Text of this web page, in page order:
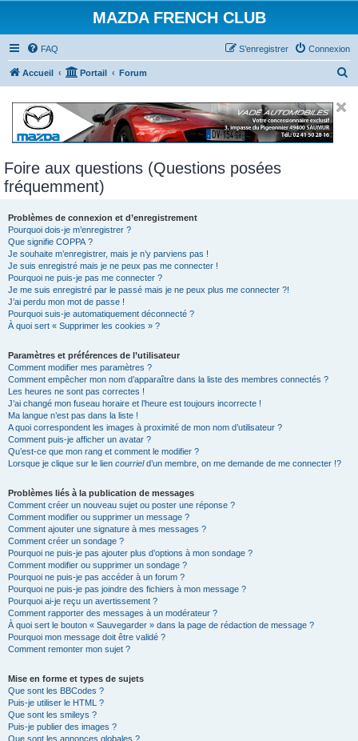
MAZDA FRENCH CLUB
FAQ Connexion
S’enregistrer
Accueil Portail Forum
Foire aux questions (Questions posées
fréquemment)
Problèmes de connexion et d’enregistrement
Pourquoi dois-je m’enregistrer ?
Que signifie COPPA ?
Je souhaite m’enregistrer, mais je n’y parviens pas !
Je suis enregistré mais je ne peux pas me connecter !
Pourquoi ne puis-je pas me connecter ?
Je me suis enregistré par le passé mais je ne peux plus me connecter ?!
J’ai perdu mon mot de passe !
Pourquoi suis-je automatiquement déconnecté ?
À quoi sert « Supprimer les cookies » ?
Paramètres et préférences de l’utilisateur
Comment modifier mes paramètres ?
Comment empêcher mon nom d’apparaître dans la liste des membres connectés ?
Les heures ne sont pas correctes !
J’ai changé mon fuseau horaire et l’heure est toujours incorrecte !
Ma langue n’est pas dans la liste !
A quoi correspondent les images à proximité de mon nom d’utilisateur ?
Comment puis-je afficher un avatar ?
Qu’est-ce que mon rang et comment le modifier ?
Lorsque je clique sur le lien courrield’un membre, on me demande de me connecter !?
Problèmes liés à la publication de messages
Comment créer un nouveau sujet ou poster une réponse ?
Comment modifier ou supprimer un message ?
Comment ajouter une signature à mes messages ?
Comment créer un sondage ?
Pourquoi ne puis-je pas ajouter plus d’options à mon sondage ?
Comment modifier ou supprimer un sondage ?
Pourquoi ne puis-je pas accéder à un forum ?
Pourquoi ne puis-je pas joindre des fichiers à mon message ?
Pourquoi ai-je reçu un avertissement ?
Comment rapporter des messages à un modérateur ?
À quoi sert le bouton « Sauvegarder » dans la page de rédaction de message ?
Pourquoi mon message doit être validé ?
Comment remonter mon sujet ?
Mise en forme et types de sujets
Que sont les BBCodes ?
Puis-je utiliser le HTML ?
Que sont les smileys ?
Puis-je publier des images ?
Que sont les annonces globales ?